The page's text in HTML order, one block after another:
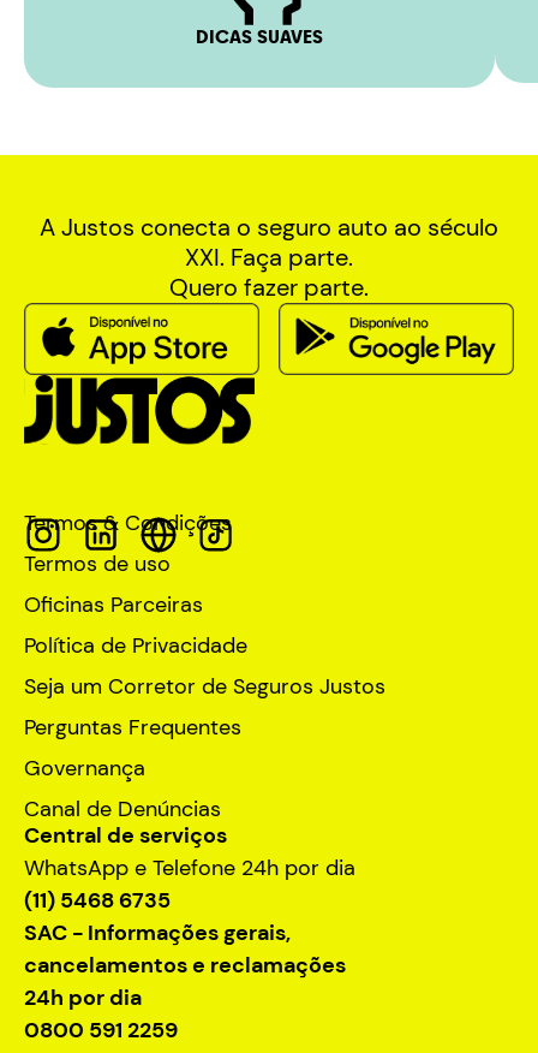
DICAS SUAVES
A Justos conecta o seguro auto ao século
XXI. Faça parte.
Quero fazer parte.
Termos & Condições
Termos de uso
Oficinas Parceiras
Política de Privacidade
Seja um Corretor de Seguros Justos
Perguntas Frequentes
Governança
Canal de Denúncias
Central de serviços
WhatsApp e Telefone 24h por dia
(11) 5468 6735
SAC - Informações gerais,
cancelamentos e reclamações
24h por dia
0800 591 2259